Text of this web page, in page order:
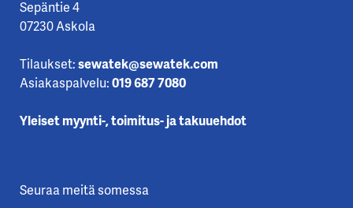
Sepäntie 4
07230 Askola
Tilaukset:sewatek@sewatek.com
Asiakaspalvelu:019 687 7080
Yleiset myynti-, toimitus- ja takuuehdot
Seuraa meitä somessa